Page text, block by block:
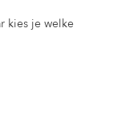
kies je welke